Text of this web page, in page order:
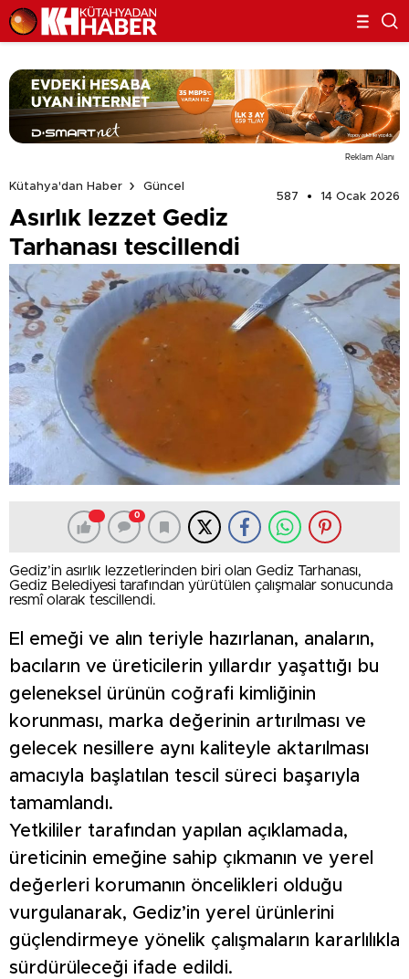
Reklam Alanı
Kütahya'dan Haber
Güncel
587
14 Ocak 2026
Asırlık lezzet Gediz
Tarhanası tescillendi
0
Gediz’in asırlık lezzetlerinden biri olan Gediz Tarhanası,
Gediz Belediyesi tarafından yürütülen çalışmalar sonucunda
resmî olarak tescillendi.
El emeği ve alın teriyle hazırlanan, anaların,
bacıların ve üreticilerin yıllardır yaşattığı bu
geleneksel ürünün coğrafi kimliğinin
korunması, marka değerinin artırılması ve
gelecek nesillere aynı kaliteyle aktarılması
amacıyla başlatılan tescil süreci başarıyla
tamamlandı.
Yetkililer tarafından yapılan açıklamada,
üreticinin emeğine sahip çıkmanın ve yerel
değerleri korumanın öncelikleri olduğu
vurgulanarak, Gediz’in yerel ürünlerini
güçlendirmeye yönelik çalışmaların kararlılıkla
sürdürüleceği ifade edildi.